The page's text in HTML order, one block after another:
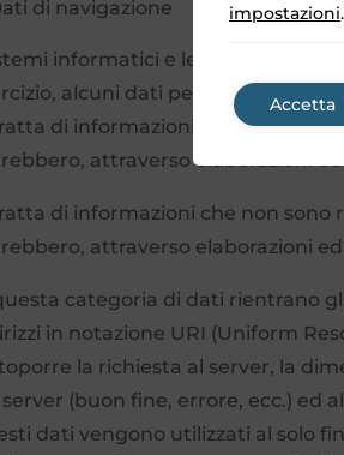
di navigazione
informatici e le procedure
alcuni dati personali la cui
di informazioni che non sono
attraverso elaborazioni
di informazioni che non sono
attraverso elaborazioni
categoria di dati rientrano
in notazione URI (Uniform
la richiesta al server, la
(buon fine, errore, ecc.) ed
dati vengono utilizzati al solo
impostazioni.
Accetta